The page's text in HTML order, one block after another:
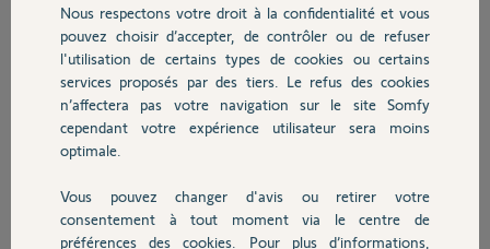
Chauffage
Autres produits
Devis avec un pro
l'ouverture totale et le petit bouton pour l'ouverture piéton. Idem
pour la deuxième télécommande. Par contre, impossible de
programmer ni une 3ème télécommande ni le clavier. Erreur : ref sur
l'écran du moteur.
J'ai fait d'autres tests : programmation d'une première
télécommande + programmation du clavier et ensuite, impossible de
programmer une autre télécommande
j'avais 2 télécomandes + le clavier et j'avais acheté une 3ème
télécommande que j'avais copié grâce à une télécommande existante
Nous respectons votre droit à la confidentialité et vous
pouvez choisir d’accepter, de contrôler ou de refuser
l'utilisation de certains types de cookies ou certains
services proposés par des tiers. Le refus des cookies
n’affectera pas votre navigation sur le site Somfy
cependant votre expérience utilisateur sera moins
optimale.
Vous pouvez changer d'avis ou retirer votre
consentement à tout moment via le centre de
préférences des cookies. Pour plus d’informations,